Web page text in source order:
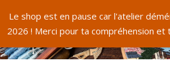
Le shop est en pause car l'atelier
2026 ! Merci pour ta compréhension et